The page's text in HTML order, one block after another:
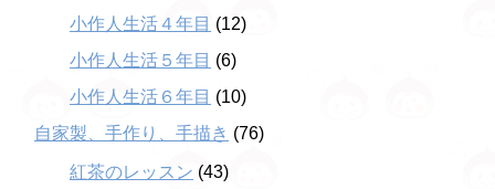
小作人生活４年目 (12)
小作人生活５年目 (6)
小作人生活６年目 (10)
自家製、手作り、手描き (76)
紅茶のレッスン (43)